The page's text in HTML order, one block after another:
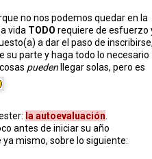
no nos podemos quedar en la
vida TODO requiere de esfuerzo
a dar el paso de
su parte y haga todo lo necesario
pueden llegar solas, pero es
la autoevaluación
antes de iniciar su año
mismo, sobre lo siguiente: